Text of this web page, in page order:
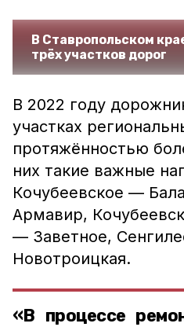
В Ставропольском
трёх участков дорог
В 2022 году
участках
протяжённостью
них такие важные
Кочубеевское —
Армавир,
— Заветное,
Новотроицкая.
«В процессе